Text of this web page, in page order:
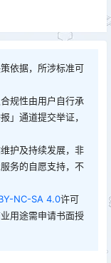
依据，所涉标准可
规性由用户自行承
」通道提交举证，
护及持续发展，非
务的自愿支持，不
NC-SA 4.0许可
用途需申请书面授